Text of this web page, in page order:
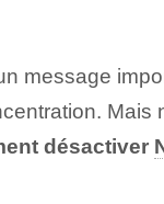
message
désactiver